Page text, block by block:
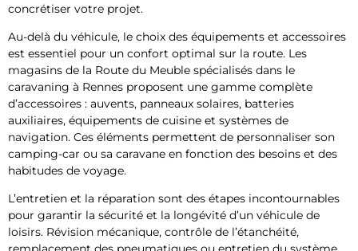
concrétiser votre projet.
Au-delà du véhicule, le choix des équipements et accessoires
est essentiel pour un confort optimal sur la route. Les
magasins de la Route du Meuble spécialisés dans le
caravaning à Rennes proposent une gamme complète
d’accessoires : auvents, panneaux solaires, batteries
auxiliaires, équipements de cuisine et systèmes de
navigation. Ces éléments permettent de personnaliser son
camping-car ou sa caravane en fonction des besoins et des
habitudes de voyage.
L’entretien et la réparation sont des étapes incontournables
pour garantir la sécurité et la longévité d’un véhicule de
loisirs. Révision mécanique, contrôle de l’étanchéité,